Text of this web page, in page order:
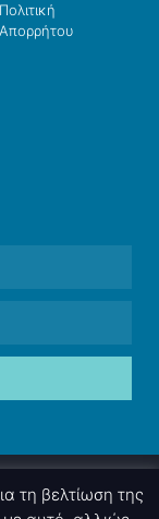
Πολιτική
Απορρήτου
τη βελτίωση της